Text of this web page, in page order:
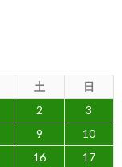
土
日
2
3
9
10
16 17